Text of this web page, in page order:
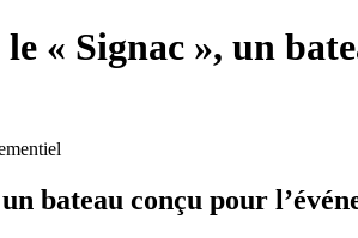
« Signac », un
bateau conçu pour